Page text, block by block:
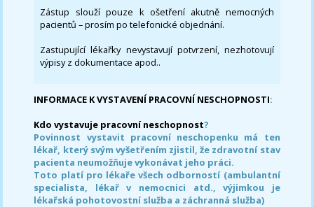
Zástup slouží pouze k ošetření akutně nemocných
pacientů – prosím po telefonické objednání.
Zastupující lékařky nevystavují potvrzení, nezhotovují
výpisy z dokumentace apod..
INFORMACE K VYSTAVENÍ PRACOVNÍ NESCHOPNOSTI:
Kdo vystavuje pracovní neschopnost?
Povinnost vystavit pracovní neschopenku má ten
lékař, který svým vyšetřením zjistil, že zdravotní stav
pacienta neumožňuje vykonávat jeho práci.
Toto platí pro lékaře všech odborností (ambulantní
specialista, lékař v nemocnici atd., výjimkou je
lékařská pohotovostní služba a záchranná služba)